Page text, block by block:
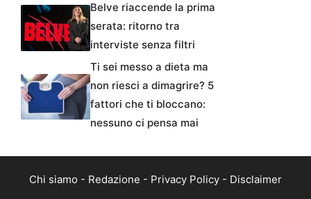
Belve riaccende la prima
serata: ritorno tra
interviste senza filtri
Ti sei messo a dieta ma
non riesci a dimagrire? 5
fattori che ti bloccano:
nessuno ci pensa mai
Chi siamo - Redazione - Privacy Policy - Disclaimer